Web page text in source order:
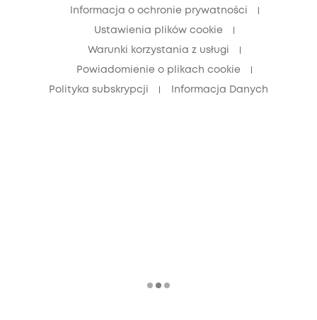
Informacja o ochronie prywatności
Ustawienia plików cookie
Warunki korzystania z usługi
Powiadomienie o plikach cookie
Polityka subskrypcji Informacja Danych